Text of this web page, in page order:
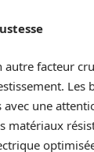
autre facteur
Les
avec une
matériaux